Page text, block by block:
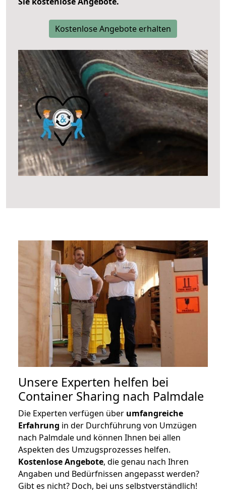
Kostenlose Angebote erhalten
Unsere Experten helfen bei
Container Sharing nach Palmdale
Die Experten verfügen über umfangreiche
Erfahrung in der Durchführung von Umzügen
nach Palmdale und können Ihnen bei allen
Aspekten des Umzugsprozesses helfen.
Kostenlose Angebote, die genau nach Ihren
Angaben und Bedürfnissen angepasst werden?
Gibt es nicht? Doch, bei uns selbstverständlich!